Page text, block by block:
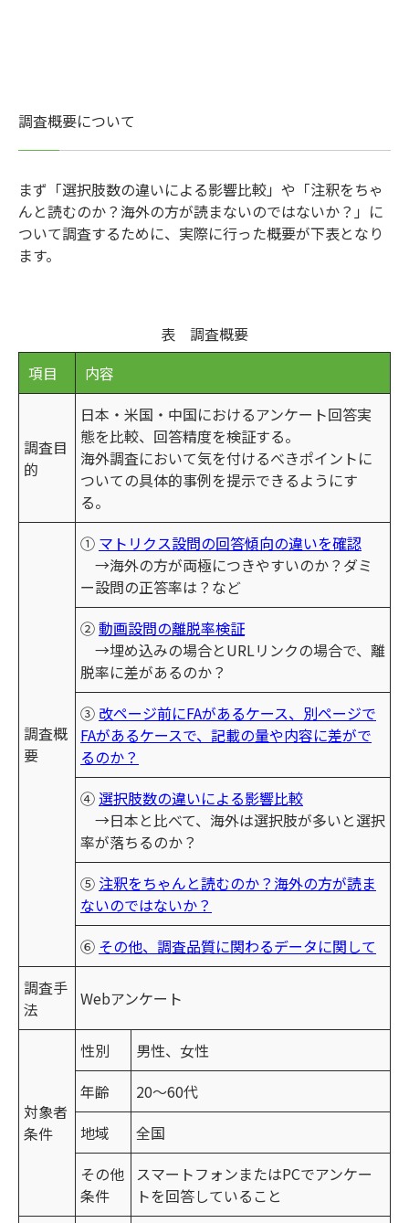
調査概要について
まず「選択肢数の違いによる影響比較」や「注釈をちゃ
んと読むのか？海外の方が読まないのではないか？」に
ついて調査するために、実際に行った概要が下表となり
ます。
表 調査概要
項目
内容
調査目
的
日本・米国・中国におけるアンケート回答実
態を比較、回答精度を検証する。
海外調査において気を付けるべきポイントに
ついての具体的事例を提示できるようにす
る。
調査概
要
① マトリクス設問の回答傾向の違いを確認
→海外の方が両極につきやすいのか？ダミ
ー設問の正答率は？など
②動画設問の離脱率検証
→埋め込みの場合とURLリンクの場合で、離
脱率に差があるのか？
③ 改ページ前にFAがあるケース、別ページで
FAがあるケースで、記載の量や内容に差がで
るのか？
④ 選択肢数の違いによる影響比較
→日本と比べて、海外は選択肢が多いと選択
率が落ちるのか？
⑤ 注釈をちゃんと読むのか？海外の方が読ま
ないのではないか？
⑥ その他、調査品質に関わるデータに関して
調査手
法
Webアンケート
対象者
条件
性別
男性、女性
年齢
20～60代
地域
全国
その他
条件
スマートフォンまたはPCでアンケー
トを回答していること